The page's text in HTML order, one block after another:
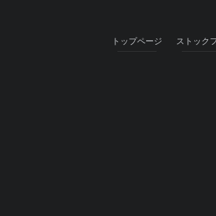
トップページ ストック